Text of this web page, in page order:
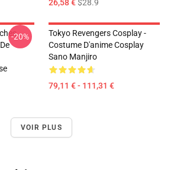
26,58 €$28.9
-20%
Tokyo Revengers Cosplay -
Costume D'anime Cosplay
Sano Manjiro
79,11 € - 111,31 €
VOIR PLUS